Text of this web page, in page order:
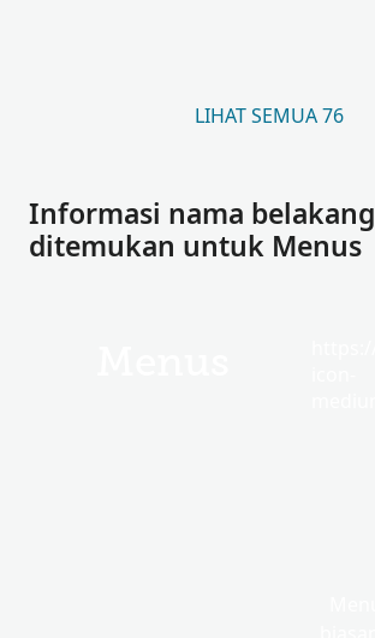
LIHAT SEMUA 76
Informasi nama belakang
ditemukan untuk Menus